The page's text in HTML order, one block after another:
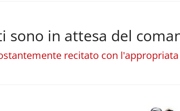
sono in attesa del
recitato con